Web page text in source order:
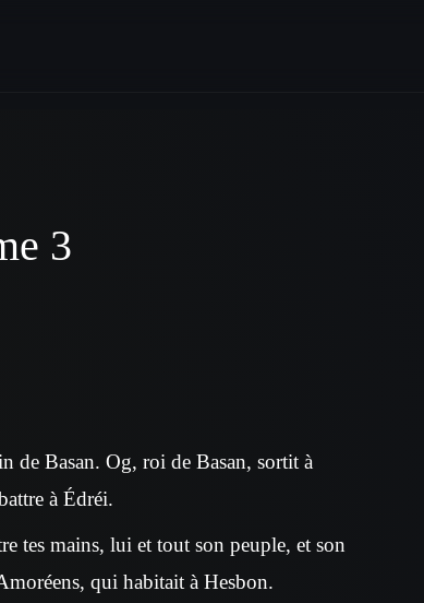
3
de Basan. Og, roi de Basan, sortit à
à Édréi.
tes mains, lui et tout son peuple, et son
qui habitait à Hesbon.